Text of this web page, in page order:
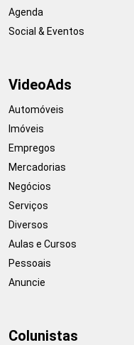
Agenda
Social & Eventos
VideoAds
Automóveis
Imóveis
Empregos
Mercadorias
Negócios
Serviços
Diversos
Aulas e Cursos
Pessoais
Anuncie
Colunistas